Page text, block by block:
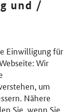
und /
Einwilligung für
Wir
um
Nähere
Sie, wenn Sie